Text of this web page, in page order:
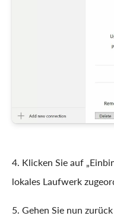
4. Klicken Sie auf
lokales Laufwerk
5. Gehen Sie nun